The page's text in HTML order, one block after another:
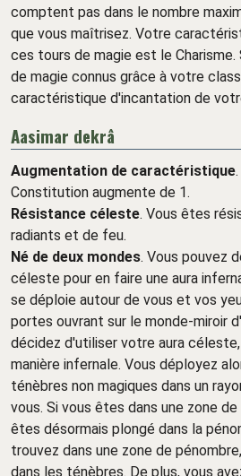
comptent pas dans le nombre
que vous maîtrisez. Votre
ces tours de magie est le
de magie connus grâce à votre
caractéristique d'incantation de
Aasimar dekrâ
Augmentation de caractéristique
Constitution augmente de 1.
Résistance céleste. Vous êtes
radiants et de feu.
Né de deux mondes. Vous pouvez
céleste pour en faire une aura
se déploie autour de vous et vos
portes ouvrant sur le monde-miroir
décidez d'utiliser votre aura
manière infernale. Vous déployez
ténèbres non magiques dans un
vous. Si vous êtes dans une zone
êtes désormais plongé dans la
trouvez dans une zone de
dans les ténèbres. De plus, vous